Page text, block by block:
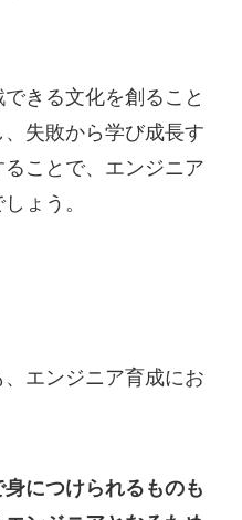
きる文化を創ること
失敗から学び成長す
ことで、エンジニア
ょう。
エンジニア育成にお
につけられるものも